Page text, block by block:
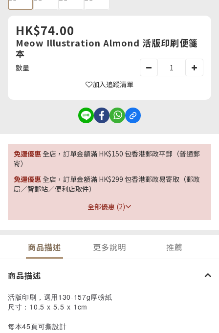
HK$74.00
Meow Illustration Almond 活版印刷便箋
本
數量
加入追蹤清單
免運優惠全店，訂單金額滿 HK$150 包香港郵政平郵（普通郵
寄）
免運優惠全店，訂單金額滿 HK$299 包香港郵政易寄取（郵政
局／智郵站／便利店取件）
全部優惠 (2)
商品描述 更多說明 推薦
商品描述
活版印刷，選用130-157g厚磅紙
尺寸：10.5 x 5.5 x 1cm
每本45頁可撕設計